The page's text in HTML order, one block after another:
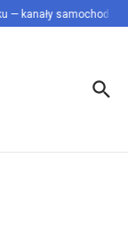
kanały samochodowe